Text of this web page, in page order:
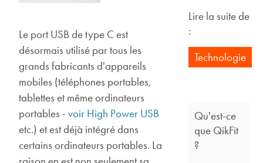
Le port USB de type C est
désormais utilisé par tous les
grands fabricants d'appareils
mobiles (téléphones portables,
tablettes et même ordinateurs
portables - voir High Power USB
etc.) et est déjà intégré dans
certains ordinateurs portables. La
Lire la suite de
:
Technologie
Qu'est-ce
que QikFit
?